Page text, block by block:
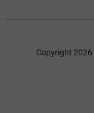
Copyright 2026